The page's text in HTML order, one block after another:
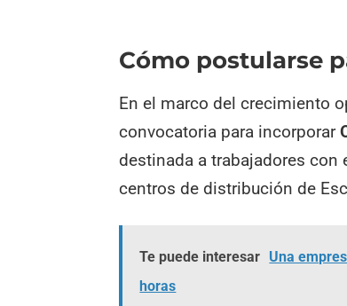
Cómo postularse
En el marco del crecimiento
convocatoria para incorporar
destinada a trabajadores con
centros de distribución de
Te puede interesar Una
horas